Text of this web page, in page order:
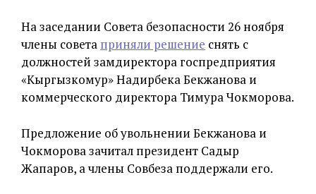
На заседании Совета безопасности 26 ноября
члены совета приняли решение снять с
должностей замдиректора госпредприятия
«Кыргызкомур» Надирбека Бекжанова и
коммерческого директора Тимура Чокморова.
Предложение об увольнении Бекжанова и
Чокморова зачитал президент Садыр
Жапаров, а члены Совбеза поддержали его.